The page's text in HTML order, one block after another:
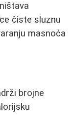
čiste sluznu
masnoća
brojne